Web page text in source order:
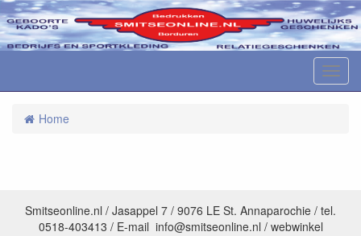
M
e
Home
Smitseonline.nl / Jasappel 7 / 9076 LE St. Annaparochie / tel.
0518-403413 / E-mail info@smitseonline.nl / webwinkel